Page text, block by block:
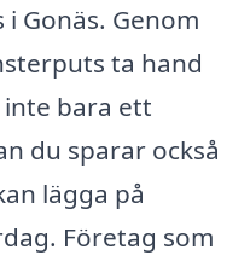
Gonäs. Genom
ta hand
bara ett
du sparar också
lägga på
Företag som